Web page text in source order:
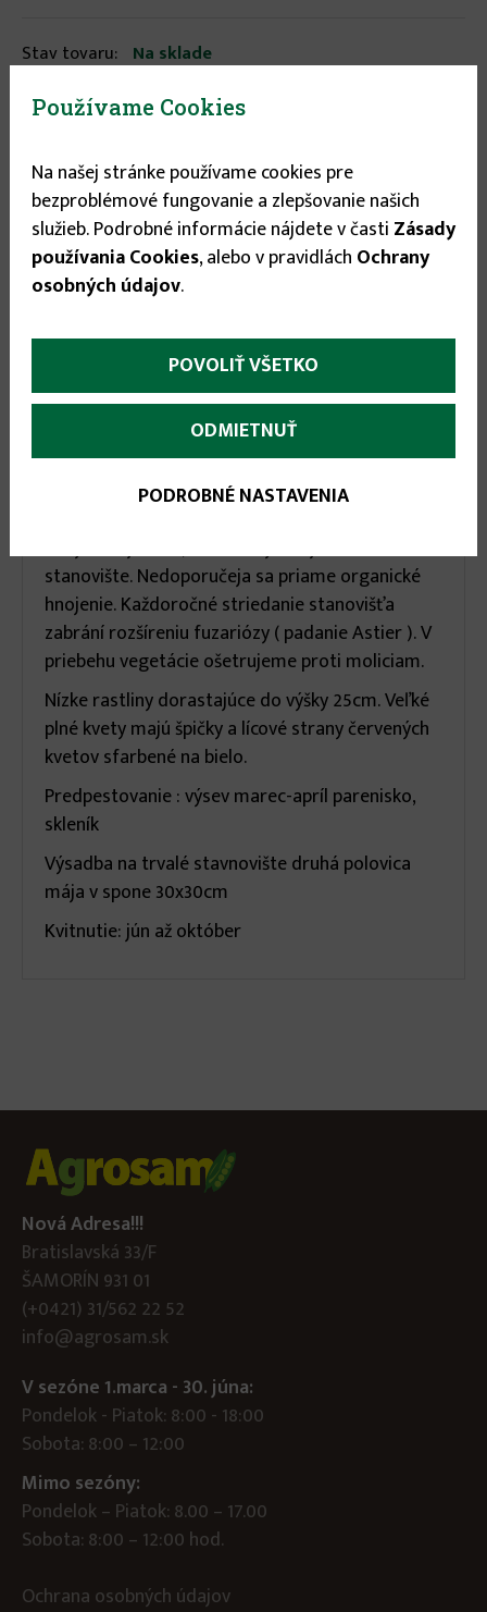
Stav tovaru: Na sklade
1.53 €

infoskarta)
Vzpriamene rastúca vetvená letnička určená
Listy sú vajcovité, zubaté. Vyžaduje slnečné
stanovište. Nedoporučeja sa priame organické
hnojenie. Každoročné striedanie stanovišťa
zabrání rozšíreniu fuzariózy ( padanie Astier ). V
priebehu vegetácie ošetrujeme proti moliciam.
Nízke rastliny dorastajúce do výšky 25cm. Veľké
plné kvety majú špičky a lícové strany červených
kvetov sfarbené na bielo.
Predpestovanie : výsev marec-apríl parenisko,
skleník
Výsadba na trvalé stavnovište druhá polovica
mája v spone 30x30cm
Kvitnutie: jún až október
Nová Adresa!!!
Bratislavská 33/F
ŠAMORÍN 931 01
(+0421) 31/562 22 52
info@agrosam.sk
V sezóne 1.marca - 30. júna:
Pondelok - Piatok: 8:00 - 18:00
Sobota: 8:00 – 12:00
Mimo sezóny:
Pondelok – Piatok: 8.00 – 17.00
Sobota: 8:00 – 12:00 hod.
Ochrana osobných údajov
Používame Cookies
Na našej stránke používame cookies pre
bezproblémové fungovanie a zlepšovanie našich
služieb. Podrobné informácie nájdete v časti Zásady
používania Cookies, alebo v pravidlách Ochrany
osobných údajov.
POVOLIŤ VŠETKO
ODMIETNUŤ
PODROBNÉ NASTAVENIA